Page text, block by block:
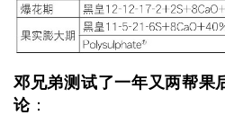
邓兄弟测试了一年又两帮果
论：